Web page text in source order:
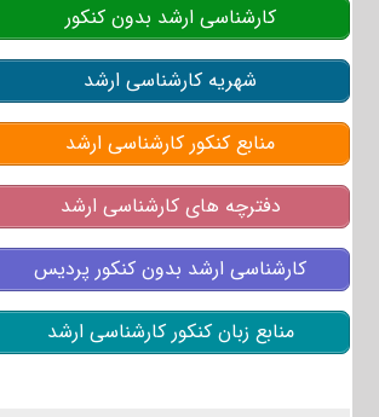
کارشناسی ارشد بدون کنکور
شهریه کارشناسی ارشد
منابع کنکور کارشناسی ارشد
دفترچه های کارشناسی ارشد
کارشناسی ارشد بدون کنکور پردیس
منابع زبان کنکور کارشناسی ارشد